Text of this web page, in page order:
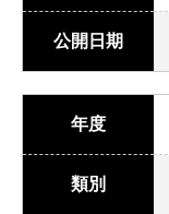
公開日期
年度
類別